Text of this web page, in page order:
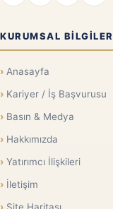
KURUMSAL BILGILER
Anasayfa
Kariyer / İş Başvurusu
Basın & Medya
Hakkımızda
Yatırımcı İlişkileri
İletişim